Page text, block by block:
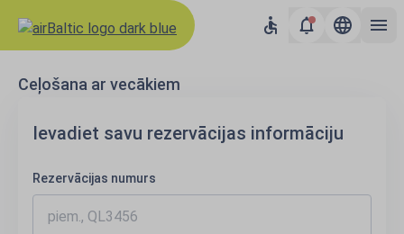
Ceļošana ar vecākiem
Ievadiet savu rezervācijas informāciju
Rezervācijas numurs